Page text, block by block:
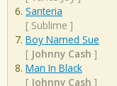
Santeria
[ Sublime ]
Boy Named Sue
[ Johnny Cash ]
Man In Black
[ Johnny Cash ]